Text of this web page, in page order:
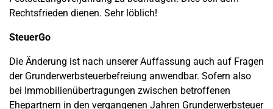
Rechtsfrieden dienen. Sehr löblich!
SteuerGo
Die Änderung ist nach unserer Auffassung auch auf Fragen
der Grunderwerbsteuerbefreiung anwendbar. Sofern also
bei Immobilienübertragungen zwischen betroffenen
Ehepartnern in den vergangenen Jahren Grunderwerbsteuer